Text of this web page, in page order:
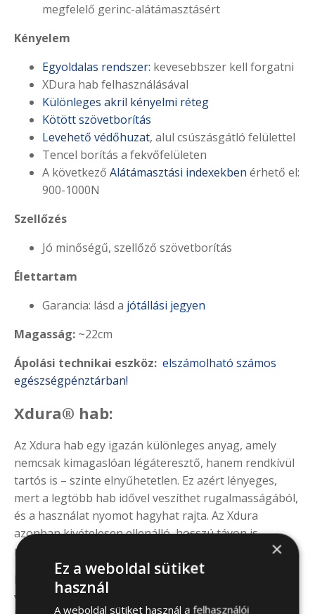
megfelelő gerinc-alátámasztásért
Kényelem
Egyoldalas rendszer: kevesebbszer kell forgatni
XDura hab felhasználásával
Különleges akril kényelmi réteg
Kötött szövetborítás
Levehető védőhuzat, alul csúszásgátló felülettel
Tencel borítás a fekvőfelületen
A következő Alátámasztási indexekben érhető el:
900-1000N
Szellőzés
Jó minőségű, szellőző szövetborítás
Élettartam
Garancia: lásd a jótállási jegyen
Magasság: ~22cm
Ápolási technikai eszköz: elszámolható számos
egészségpénztárban!
Xdura® hab:
Az Xdura hab egy igazán különleges anyag, amely
nemcsak kimagaslóan légáteresztő, hanem rendkívül
tartós is – szinte elnyűhetetlen. Ez azért lényeges,
mert a legtöbb hab idővel veszíthet rugalmasságából,
és a használat nyomot hagyhat rajta. Az Xdura
azonban kivételesen ellenálló, hosszú távon is
megőrzi formáját és stabilitását.
Még intenzív használat mellett sem deformálódik el
vagy esik össze. Az Xdura® hab szerkezete nyílt cellás
×
Ez a weboldal sütiket
használ
A weboldal sütiket használ a felhasználói